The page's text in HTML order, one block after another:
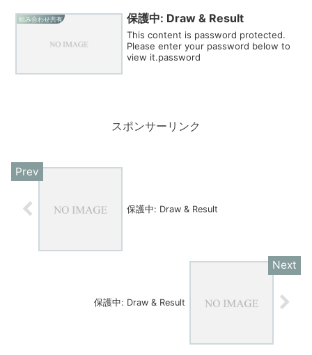
組み合わせ共有 保護中: Draw & Result
This content is password protected.
Please enter your password below to
view it.password
スポンサーリンク
保護中: Draw & Result
保護中: Draw & Result